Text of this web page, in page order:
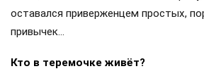
оставался приверженцем простых,
привычек…
Кто в теремочке живёт?